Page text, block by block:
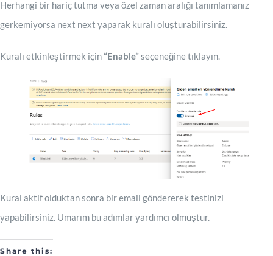
Herhangi bir hariç tutma veya özel zaman aralığı tanımlamanız
gerkemiyorsa next next yaparak kuralı oluşturabilirsiniz.
Kuralı etkinleştirmek için“Enable”seçeneğine tıklayın.
Kural aktif olduktan sonra bir email göndererek testinizi
yapabilirsiniz. Umarım bu adımlar yardımcı olmuştur.
Share this: